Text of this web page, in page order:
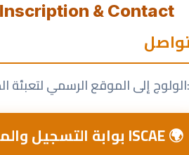
& Contact
الولوج إلى الموقع الرسمي لتعبئة الطلب ومتابعة النتائج:
بوابة التسجيل والموقع الرسمي لـ ISCAE 🌍